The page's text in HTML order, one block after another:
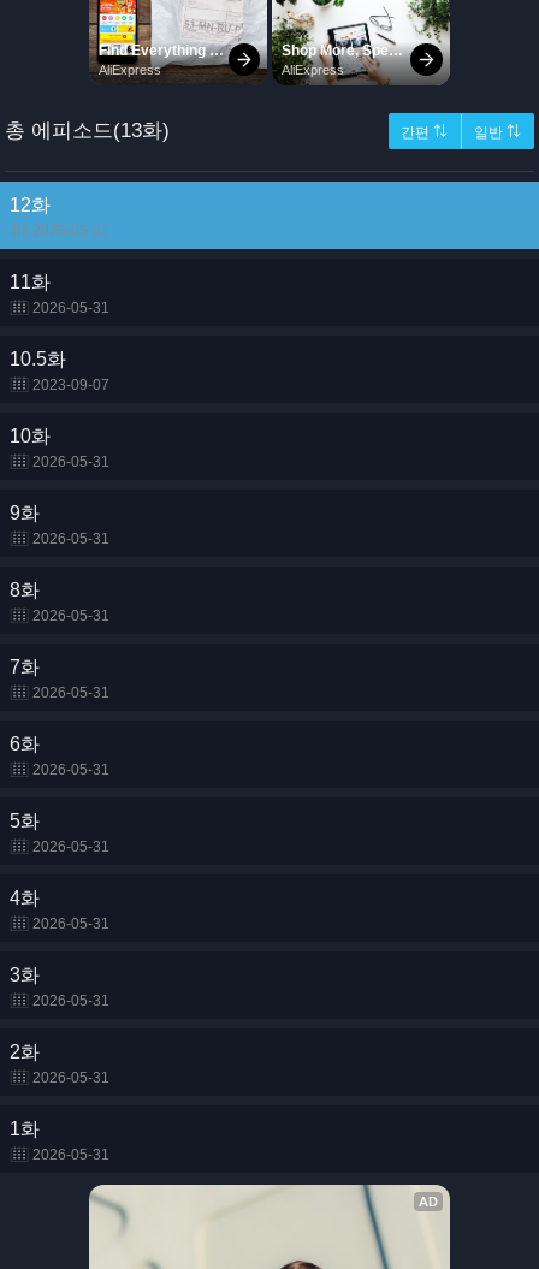
총 에피소드(13화) 간편 ⇅ 일반 ⇅
12화
2026-05-31
11화
2026-05-31
10.5화
2023-09-07
10화
2026-05-31
9화
2026-05-31
8화
2026-05-31
7화
2026-05-31
6화
2026-05-31
5화
2026-05-31
4화
2026-05-31
3화
2026-05-31
2화
2026-05-31
1화
2026-05-31